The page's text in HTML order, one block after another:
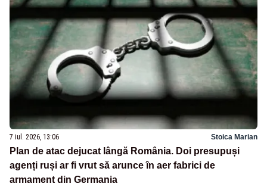
7 iul. 2026, 13:06 Stoica Marian
Plan de atac dejucat lângă România. Doi presupuși
agenți ruși ar fi vrut să arunce în aer fabrici de
armament din Germania